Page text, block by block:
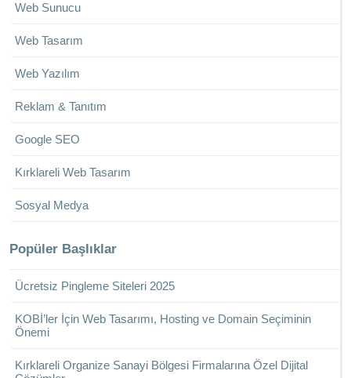
Web Sunucu
Web Tasarım
Web Yazılım
Reklam & Tanıtım
Google SEO
Kırklareli Web Tasarım
Sosyal Medya
Popüler Başlıklar
Ücretsiz Pingleme Siteleri 2025
KOBİ’ler İçin Web Tasarımı, Hosting ve Domain Seçiminin
Önemi
Kırklareli Organize Sanayi Bölgesi Firmalarına Özel Dijital